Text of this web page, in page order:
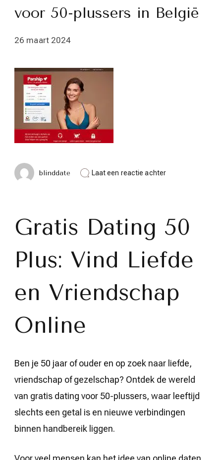
voor 50-plussers in België
26 maart 2024
blinddate Laat een reactie achterop
Gratis
Dating
voor
plussers
in
België
Gratis Dating 50
Plus: Vind Liefde
en Vriendschap
Online
Ben je 50 jaar of ouder en op zoek naar liefde,
vriendschap of gezelschap? Ontdek de wereld
van gratis dating voor 50-plussers, waar leeftijd
slechts een getal is en nieuwe verbindingen
binnen handbereik liggen.